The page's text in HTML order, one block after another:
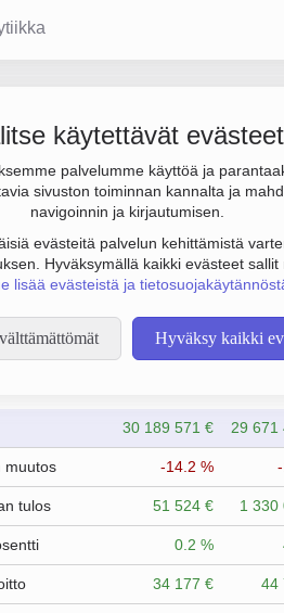
käytettävät evästeet
palvelumme käyttöä ja
sivuston toiminnan kannalta ja
navigoinnin ja kirjautumisen.
evästeitä palvelun kehittämistä
Hyväksymällä kaikki evästeet
lisää evästeistä ja
Hyväksy kaikki
146. Sen
30 189 571 € 29 671
muutos -14.2 %
tulos 51 524 € 1 330
0.2 %
34 177 € 44